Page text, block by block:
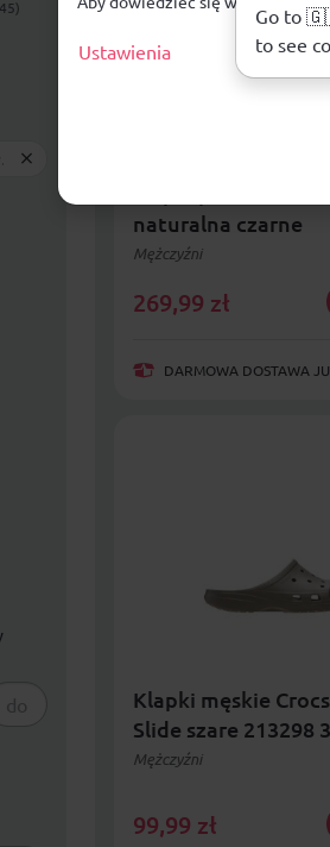
naturalna czarne
Mężczyźni
269,99 zł
DARMOWA DOSTAWA
Klapki męskie
Slide szare 213298
Mężczyźni
99,99 zł
Ustawienia
Go to
to see